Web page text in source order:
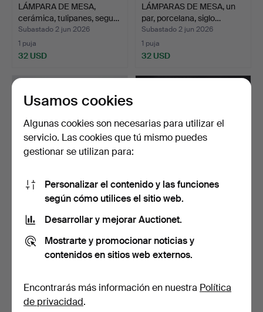
LÁMPARA DE MESA,
cerámica, tulipanes, segu…
Subastado 2 jun 2026
1 puja
32 USD
LÁMPARAS DE MESA, un
par, porcelana, siglo…
Subastado 2 jun 2026
1 puja
32 USD
ALDO LONDI. Lámpara de
mesa, Bitossi, Ital…
Subastado 29 may 2026
7 pujas
58 USD
LÁMPARA DE MESA,
probablemente Murano
1 puja
32 USD
Usamos cookies
Algunas cookies son necesarias para utilizar el
servicio. Las cookies que tú mismo puedes
gestionar se utilizan para:
Personalizar el contenido y las funciones
según cómo utilices el sitio web.
Desarrollar y mejorar Auctionet.
Mostrarte y promocionar noticias y
contenidos en sitios web externos.
Encontrarás más información en nuestra Política
de privacidad.